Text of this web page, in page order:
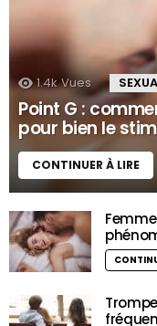
1.4k Vues
Point G :
pour bien le
CONTINUER À LIRE